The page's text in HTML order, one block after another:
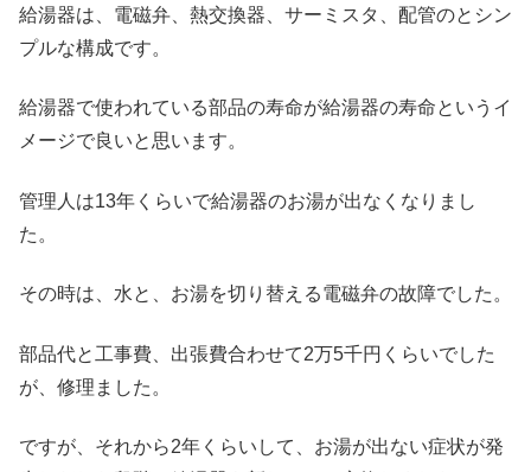
給湯器は、電磁弁、熱交換器、サーミスタ、配管のとシン
プルな構成です。
給湯器で使われている部品の寿命が給湯器の寿命というイ
メージで良いと思います。
管理人は13年くらいで給湯器のお湯が出なくなりまし
た。
その時は、水と、お湯を切り替える電磁弁の故障でした。
部品代と工事費、出張費合わせて2万5千円くらいでした
が、修理ました。
ですが、それから2年くらいして、お湯が出ない症状が発